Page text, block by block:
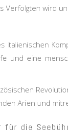
Verfolgten wird
italienischen
und eine
Arien und
für die